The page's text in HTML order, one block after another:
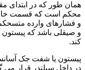
همان طور که در ابتدای
محکم است که قسمت
و فشارهای وارده
و صیقلی باشد که
کند.
پیستون یا شفت جک
در داخل سیلندر قرار می